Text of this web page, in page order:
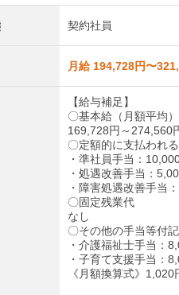
契約社員
月給 194,728円〜
【給与補足】
〇基本給（月額平均
169,728円～274,560
〇定額的に支払われ
・準社員手当：
・処遇改善手当：
・障害処遇改善手当
〇固定残業代
なし
〇その他の手当等付
・介護福祉士手当：
・子育て支援手当：
《月額換算式》